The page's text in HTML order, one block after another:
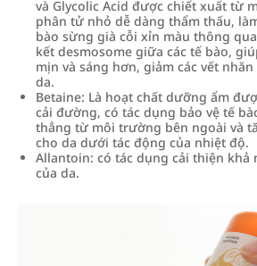
và Glycolic Acid được chiết xuất từ
phân tử nhỏ dễ dàng thẩm thấu,
bào sừng già cỗi xỉn màu thông
kết desmosome giữa các tế bào,
mịn và sáng hơn, giảm các vết
da.
Betaine: Là hoạt chất dưỡng ẩm
cải đường, có tác dụng bảo vệ tế
thẳng từ môi trường bên ngoài và
cho da dưới tác động của nhiệt độ.
Allantoin: có tác dụng cải thiện khả
của da.